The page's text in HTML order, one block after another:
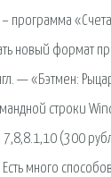
программа
новый формат
— «Бэтмен:
строки
(300
много